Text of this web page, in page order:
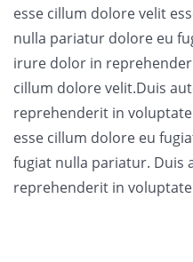
esse cillum dolore velit
nulla pariatur dolore eu
irure dolor in
cillum dolore velit.Duis
reprehenderit in
esse cillum dolore eu
fugiat nulla pariatur. Duis
reprehenderit in